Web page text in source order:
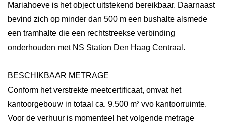
Mariahoeve is het object uitstekend bereikbaar. Daarnaast
bevind zich op minder dan 500 m een bushalte alsmede
een tramhalte die een rechtstreekse verbinding
onderhouden met NS Station Den Haag Centraal.
BESCHIKBAAR METRAGE
Conform het verstrekte meetcertificaat, omvat het
kantoorgebouw in totaal ca. 9.500 m² vvo kantoorruimte.
Voor de verhuur is momenteel het volgende metrage